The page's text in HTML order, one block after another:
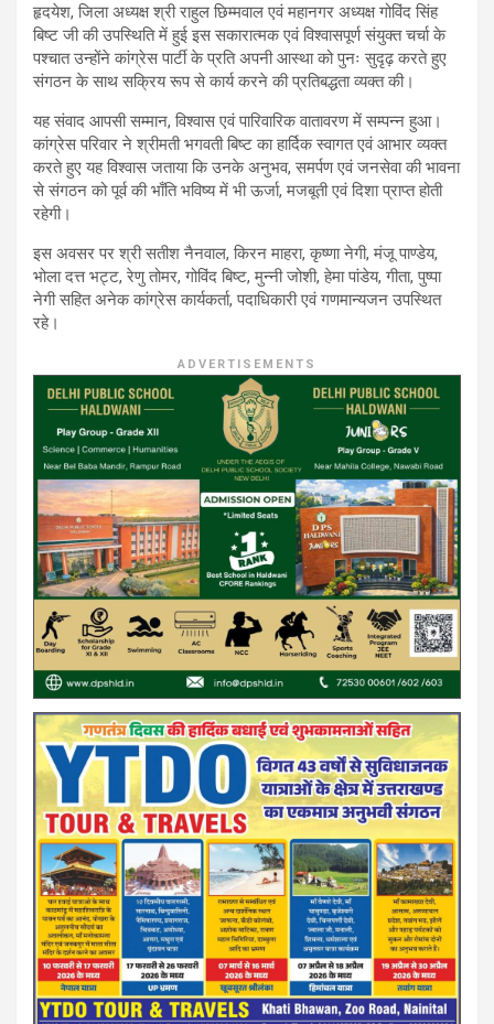
हृदयेश, जिला अध्यक्ष श्री राहुल छिम्मवाल एवं महानगर अध्यक्ष गोविंद सिंह
बिष्ट जी की उपस्थिति में हुई इस सकारात्मक एवं विश्वासपूर्ण संयुक्त चर्चा के
पश्चात उन्होंने कांग्रेस पार्टी के प्रति अपनी आस्था को पुनः सुदृढ़ करते हुए
संगठन के साथ सक्रिय रूप से कार्य करने की प्रतिबद्धता व्यक्त की।
यह संवाद आपसी सम्मान, विश्वास एवं पारिवारिक वातावरण में सम्पन्न हुआ।
कांग्रेस परिवार ने श्रीमती भगवती बिष्ट का हार्दिक स्वागत एवं आभार व्यक्त
करते हुए यह विश्वास जताया कि उनके अनुभव, समर्पण एवं जनसेवा की भावना
से संगठन को पूर्व की भाँति भविष्य में भी ऊर्जा, मजबूती एवं दिशा प्राप्त होती
रहेगी।
इस अवसर पर श्री सतीश नैनवाल, किरन माहरा, कृष्णा नेगी, मंजू पाण्डेय,
भोला दत्त भट्ट, रेणु तोमर, गोविंद बिष्ट, मुन्नी जोशी, हेमा पांडेय, गीता, पुष्पा
नेगी सहित अनेक कांग्रेस कार्यकर्ता, पदाधिकारी एवं गणमान्यजन उपस्थित
रहे।
ADVERTISEMENTS